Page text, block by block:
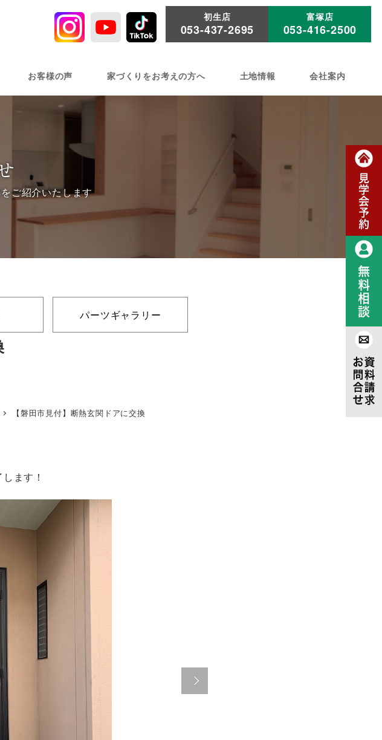
初生店
053-437-2695
富塚店
053-416-2500
お客様の声 家づくりをお考えの方へ 土地情報 会社案内
パーツギャラリー
【磐田市見付】断熱玄関ドアに交換
ます！